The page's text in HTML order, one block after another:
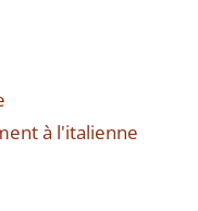
à l'italienne